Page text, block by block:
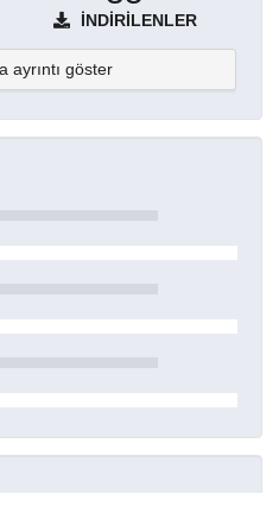
İNDIRILENLER
ayrıntı göster